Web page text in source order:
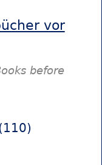
vor
before